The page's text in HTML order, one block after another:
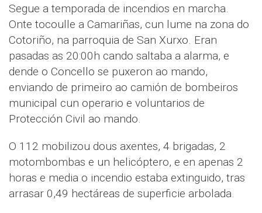
Segue a temporada de incendios en marcha.
Onte tocoulle a Camariñas, cun lume na zona do
Cotoriño, na parroquia de San Xurxo. Eran
pasadas as 20:00h cando saltaba a alarma, e
dende o Concello se puxeron ao mando,
enviando de primeiro ao camión de bombeiros
municipal cun operario e voluntarios de
Protección Civil ao mando.
O 112 mobilizou dous axentes, 4 brigadas, 2
motombombas e un helicóptero, e en apenas 2
horas e media o incendio estaba extinguido, tras
arrasar 0,49 hectáreas de superficie arbolada.